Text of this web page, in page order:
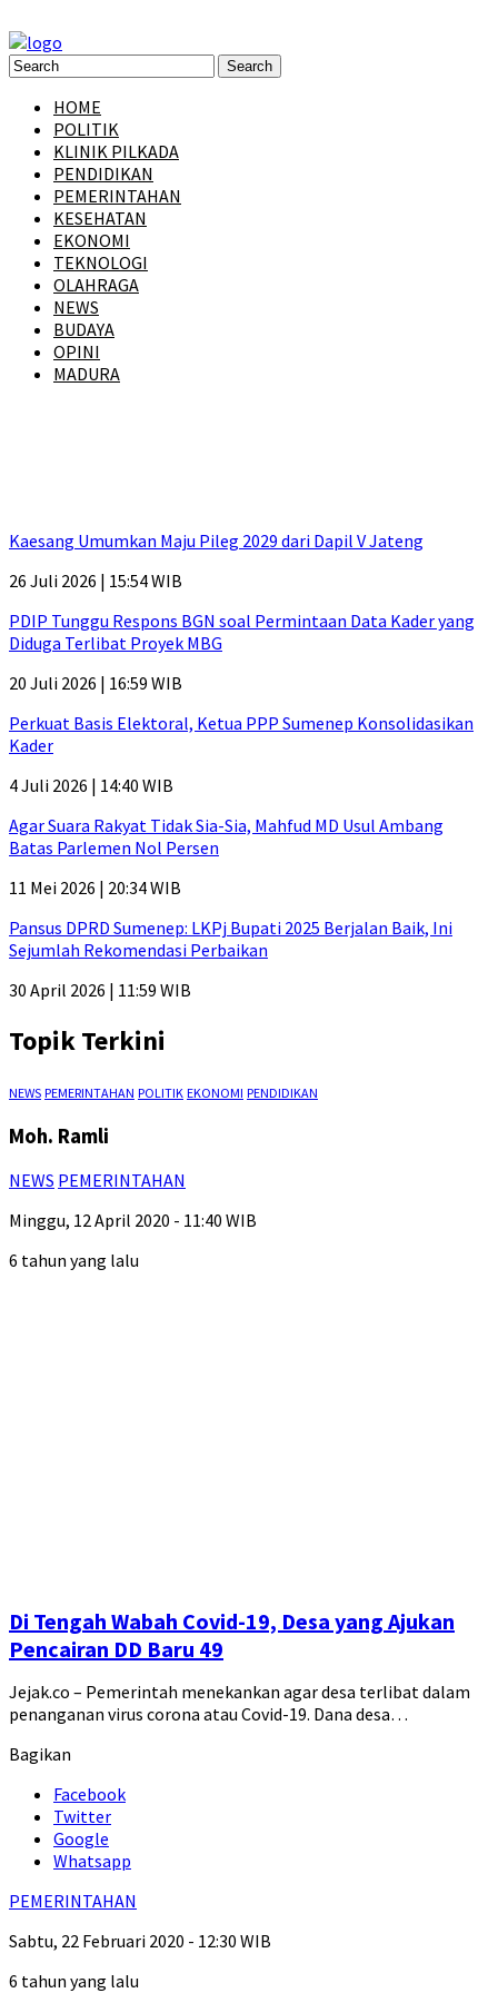
HOME
POLITIK
KLINIK PILKADA
PENDIDIKAN
PEMERINTAHAN
KESEHATAN
EKONOMI
TEKNOLOGI
OLAHRAGA
NEWS
BUDAYA
OPINI
MADURA
Kaesang Umumkan Maju Pileg 2029 dari Dapil V Jateng
26 Juli 2026 | 15:54 WIB
PDIP Tunggu Respons BGN soal Permintaan Data Kader yang
Diduga Terlibat Proyek MBG
20 Juli 2026 | 16:59 WIB
Perkuat Basis Elektoral, Ketua PPP Sumenep Konsolidasikan
Kader
4 Juli 2026 | 14:40 WIB
Agar Suara Rakyat Tidak Sia-Sia, Mahfud MD Usul Ambang
Batas Parlemen Nol Persen
11 Mei 2026 | 20:34 WIB
Pansus DPRD Sumenep: LKPj Bupati 2025 Berjalan Baik, Ini
Sejumlah Rekomendasi Perbaikan
30 April 2026 | 11:59 WIB
Topik Terkini
NEWS PEMERINTAHAN POLITIK EKONOMI PENDIDIKAN
Moh. Ramli
NEWS PEMERINTAHAN
Minggu, 12 April 2020 - 11:40 WIB
6 tahun yang lalu
Di Tengah Wabah Covid-19, Desa yang Ajukan
Pencairan DD Baru 49
Jejak.co – Pemerintah menekankan agar desa terlibat dalam
penanganan virus corona atau Covid-19. Dana desa…
Bagikan
Facebook
Twitter
Google
Whatsapp
PEMERINTAHAN
Sabtu, 22 Februari 2020 - 12:30 WIB
6 tahun yang lalu